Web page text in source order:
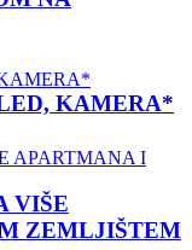
KAMERA*
VIŠE
ZEMLJIŠTEM